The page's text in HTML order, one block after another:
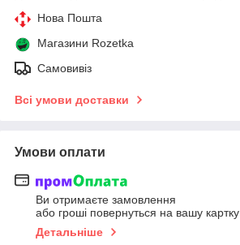
Нова Пошта
Магазини Rozetka
Самовивіз
Всі умови доставки
Умови оплати
Ви отримаєте замовлення
або гроші повернуться на вашу картку
Детальніше